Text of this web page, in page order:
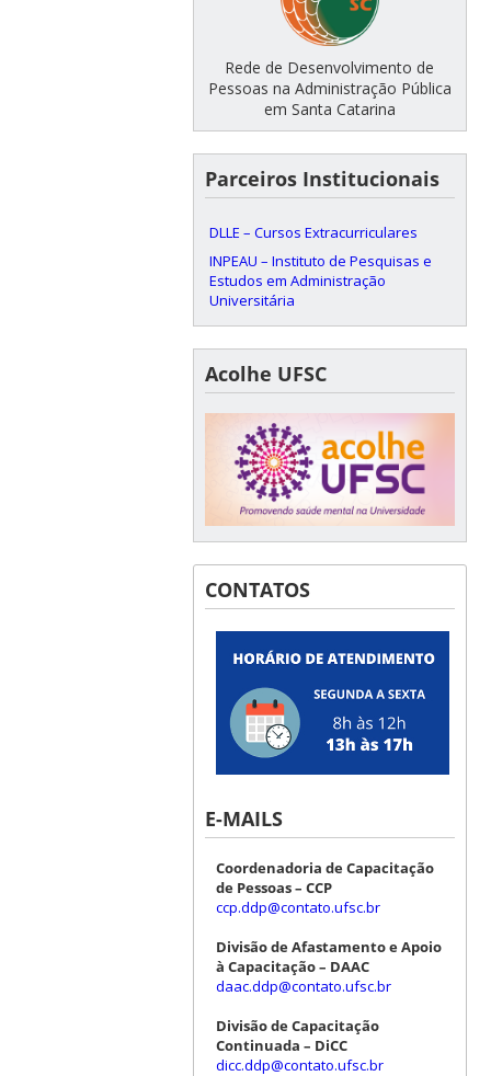
Rede de Desenvolvimento de
Pessoas na Administração Pública
em Santa Catarina
Parceiros Institucionais
DLLE – Cursos Extracurriculares
INPEAU – Instituto de Pesquisas e
Estudos em Administração
Universitária
Acolhe UFSC
CONTATOS
E-MAILS
Coordenadoria de Capacitação
de Pessoas – CCP
ccp.ddp@contato.ufsc.br
Divisão de Afastamento e Apoio
à Capacitação – DAAC
daac.ddp@contato.ufsc.br
Divisão de Capacitação
Continuada – DiCC
dicc.ddp@contato.ufsc.br